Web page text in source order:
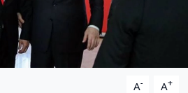
A- A+